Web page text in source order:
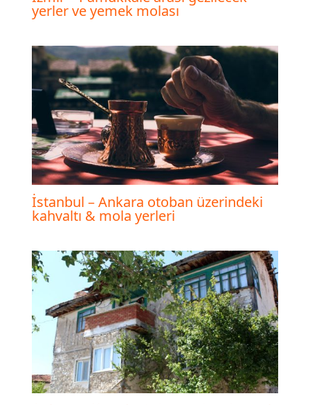
yerler ve yemek molası
İstanbul – Ankara otoban üzerindeki
kahvaltı & mola yerleri